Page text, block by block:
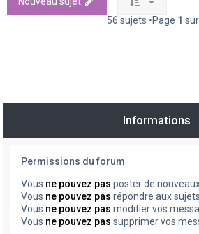
56 sujets •Page 1 sur
Informations
Permissions du forum
Vous ne pouvez pas poster de
Vous ne pouvez pas répondre aux sujets
Vous ne pouvez pas modifier vos
Vous ne pouvez pas supprimer vos